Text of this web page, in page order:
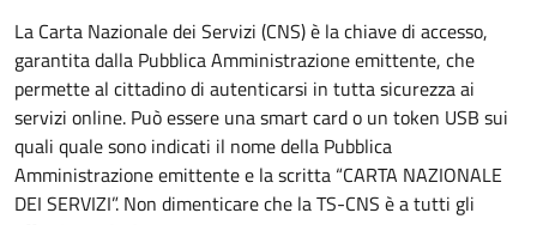
La Carta Nazionale dei Servizi (CNS) è la chiave di accesso,
garantita dalla Pubblica Amministrazione emittente, che
permette al cittadino di autenticarsi in tutta sicurezza ai
servizi online. Può essere una smart card o un token USB sui
quali quale sono indicati il nome della Pubblica
Amministrazione emittente e la scritta “CARTA NAZIONALE
DEI SERVIZI”. Non dimenticare che la TS-CNS è a tutti gli